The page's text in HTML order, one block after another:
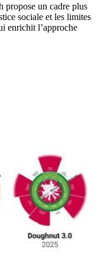
propose un cadre plus
sociale et les limites
enrichit l’approche